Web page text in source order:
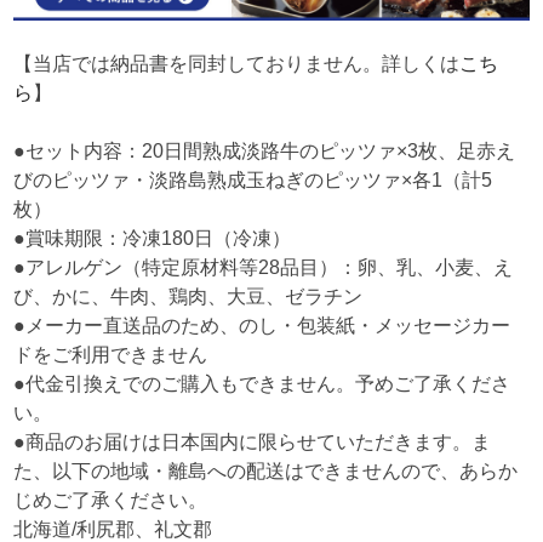
【当店では納品書を同封しておりません。詳しくはこち
ら 】
●セット内容：20日間熟成淡路牛のピッツァ×3枚、足赤え
びのピッツァ・淡路島熟成玉ねぎのピッツァ×各1（計5
枚）
●賞味期限：冷凍180日（冷凍）
●アレルゲン（特定原材料等28品目）：卵、乳、小麦、え
び、かに、牛肉、鶏肉、大豆、ゼラチン
●メーカー直送品のため、のし・包装紙・メッセージカー
ドをご利用できません
●代金引換えでのご購入もできません。予めご了承くださ
い。
●商品のお届けは日本国内に限らせていただきます。ま
た、以下の地域・離島への配送はできませんので、あらか
じめご了承ください。
北海道/利尻郡、礼文郡